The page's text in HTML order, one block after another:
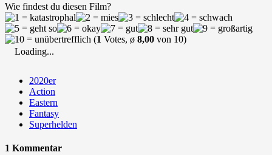
Wie findest du diesen Film?
(1 Votes, ø 8,00 von 10)
Loading...
2020er
Action
Eastern
Fantasy
Superhelden
1 Kommentar